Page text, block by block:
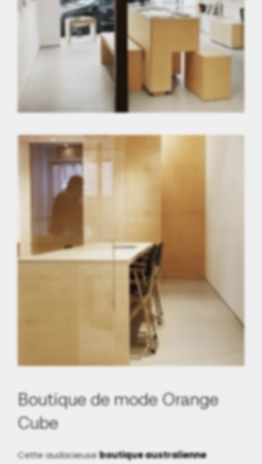
Boutique de mode Orange
Cube
Cette audacieuseboutique australienne